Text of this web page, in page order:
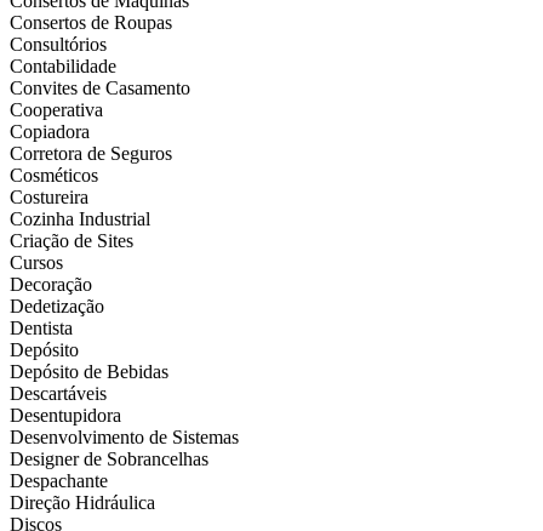
Consertos de Roupas
Consultórios
Contabilidade
Convites de Casamento
Cooperativa
Copiadora
Corretora de Seguros
Cosméticos
Costureira
Cozinha Industrial
Criação de Sites
Cursos
Decoração
Dedetização
Dentista
Depósito
Depósito de Bebidas
Descartáveis
Desentupidora
Desenvolvimento de Sistemas
Designer de Sobrancelhas
Despachante
Direção Hidráulica
Discos